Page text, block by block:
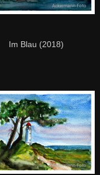
Im Blau (2018)